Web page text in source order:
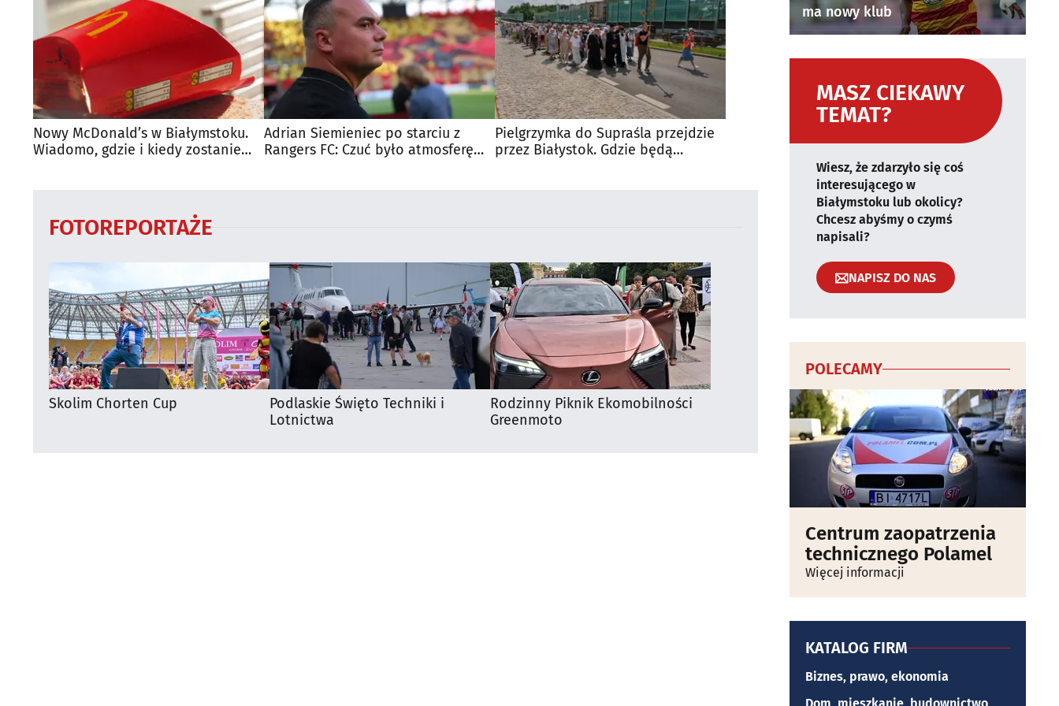
Nowy McDonald’s w Białymstoku.
Wiadomo, gdzie i kiedy zostanie
Adrian Siemieniec po starciu z
Rangers FC: Czuć było atmosferę
Pielgrzymka do Supraśla przejdzie
przez Białystok. Gdzie będą
FOTOREPORTAŻE
Skolim Chorten Cup
Podlaskie Święto Techniki i
Lotnictwa
Rodzinny Piknik Ekomobilności
Greenmoto
ma nowy klub
MASZ CIEKAWY
TEMAT?
Wiesz, że zdarzyło się coś
interesującego w
Białymstoku lub okolicy?
Chcesz abyśmy o czymś
napisali?
NAPISZ DO NAS
POLECAMY
Centrum zaopatrzenia
technicznego Polamel
Więcej informacji
KATALOG FIRM
Biznes, prawo, ekonomia